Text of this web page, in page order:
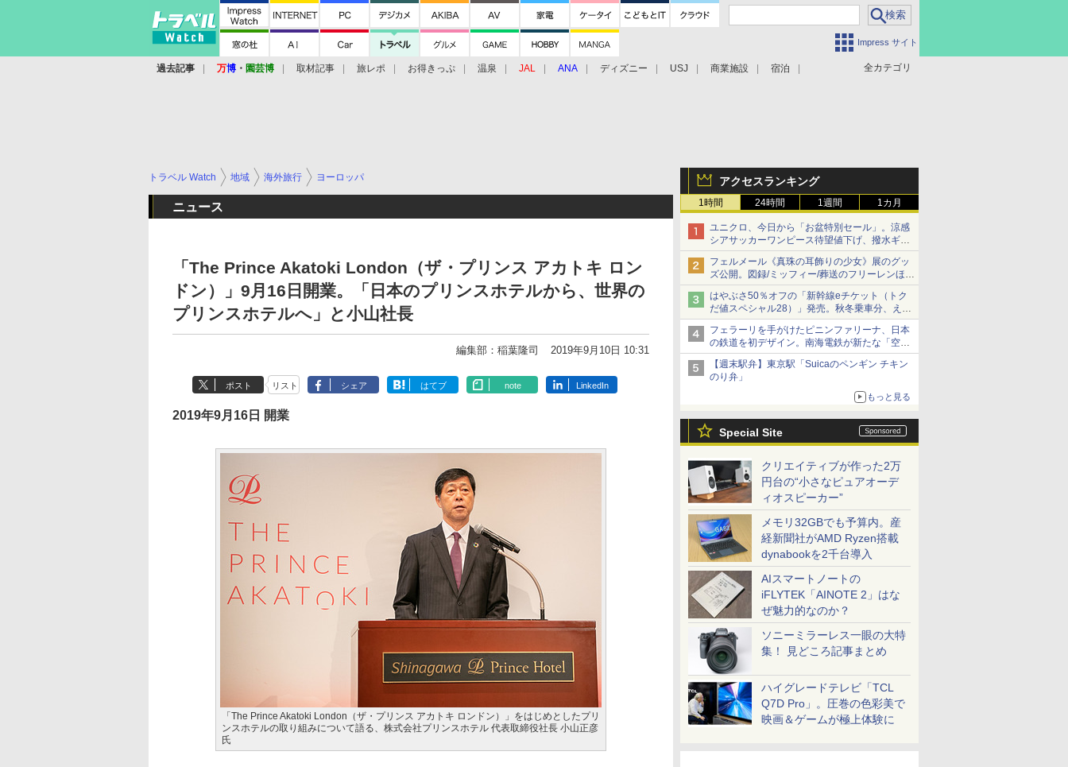
Impress サイト
全カテゴリ
過去記事 万博 ・ 園芸博 取材記事 旅レポ お得きっぷ 温泉 JAL ANA ディズニー USJ 商業施設 宿泊
アクセスランキング
1時間 24時間 1週間 1カ月
ユニクロ、今日から「お盆特別セール」。涼感
シアサッカーワンピース待望値下げ、撥水ギア
ショーツは1990円に
フェルメール《真珠の耳飾りの少女》展のグッ
ズ公開。図録/ミッフィー/葬送のフリーレンほ
か、注目ブランドコラボが実現
はやぶさ50％オフの「新幹線eチケット（トク
だ値スペシャル28）」発売。秋冬乗車分、えき
ねっと限定
フェラーリを手がけたピニンファリーナ、日本
の鉄道を初デザイン。南海電鉄が新たな「空港
特急」をなにわ筋線へ導入
【週末駅弁】東京駅「Suicaのペンギン チキン
のり弁」
もっと見る
Special Site
クリエイティブが作った2万
円台の“小さなピュアオーデ
ィオスピーカー”
メモリ32GBでも予算内。産
経新聞社がAMD Ryzen搭載
dynabookを2千台導入
AIスマートノートの
iFLYTEK「AINOTE 2」はな
ぜ魅力的なのか？
ソニーミラーレス一眼の大特
集！ 見どころ記事まとめ
ハイグレードテレビ「TCL
Q7D Pro」。圧巻の色彩美で
映画＆ゲームが極上体験に
トラベル Watch 地域 海外旅行 ヨーロッパ
ニュース
「The Prince Akatoki London（ザ・プリンス アカトキ ロン
ドン）」9月16日開業。「日本のプリンスホテルから、世界の
プリンスホテルへ」と小山社長
編集部：稲葉隆司 2019年9月10日 10:31
ポスト リスト シェア はてブ note LinkedIn
2019年9月16日 開業
「The Prince Akatoki London（ザ・プリンス アカトキ ロンドン）」をはじめとしたプリ
ンスホテルの取り組みについて語る、株式会社プリンスホテル 代表取締役社長 小山正彦
氏